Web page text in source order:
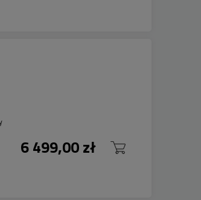
6 499,00 zł